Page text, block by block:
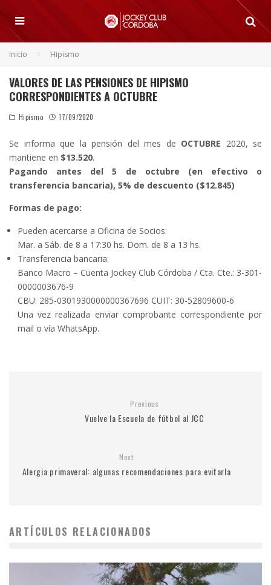
Inicio Hipismo
VALORES DE LAS PENSIONES DE HIPISMO
CORRESPONDIENTES A OCTUBRE
Hipismo 17/09/2020
Se informa que la pensión del mes de OCTUBRE 2020, se
mantiene en $13.520.
Pagando antes del 5 de octubre (en efectivo o
transferencia bancaria), 5% de descuento ($12.845)
Formas de pago:
Pueden acercarse a Oficina de Socios:
Mar. a Sáb. de 8 a 17:30 hs. Dom. de 8 a 13 hs.
Transferencia bancaria:
Banco Macro – Cuenta Jockey Club Córdoba / Cta. Cte.: 3-301-
0000003676-9
CBU: 285-0301930000000367696 CUIT: 30-52809600-6
Una vez realizada enviar comprobante correspondiente por
mail o vía WhatsApp.
Previous
Vuelve la Escuela de fútbol al JCC
Next
Alergia primaveral: algunas recomendaciones para evitarla
ARTÍCULOS RELACIONADOS